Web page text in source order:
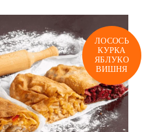
ЛОСОСЬ
КУРКА
ЯБЛУКО
ВИШНЯ